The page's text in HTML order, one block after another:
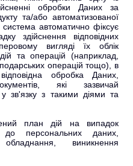
обробки Даних за
та/або автоматизованої
автоматично фіксує
здійснення відповідних
вигляді їх облік
та операцій (наприклад,
операцій тощо), в
обробка Даних,
які зазвичай
зв'язку з такими діями та
план дій на випадок
до персональних даних,
виникнення